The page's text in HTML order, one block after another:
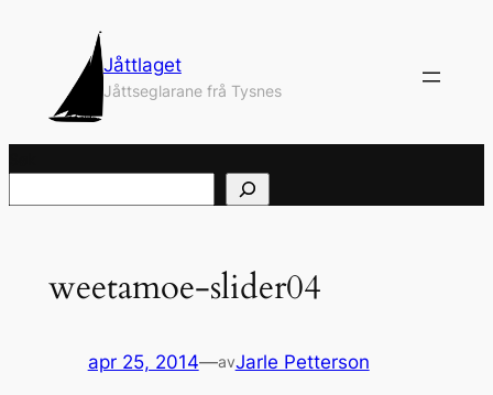
Jåttlaget
Jåttseglarane frå Tysnes
weetamoe-slider04
apr 25, 2014—avJarle Petterson